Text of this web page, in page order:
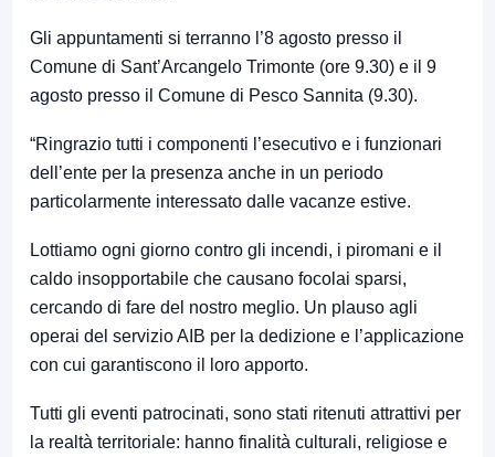
Gli appuntamenti si terranno l’8 agosto presso il
Comune di Sant’Arcangelo Trimonte (ore 9.30) e il 9
agosto presso il Comune di Pesco Sannita (9.30).
“Ringrazio tutti i componenti l’esecutivo e i funzionari
dell’ente per la presenza anche in un periodo
particolarmente interessato dalle vacanze estive.
Lottiamo ogni giorno contro gli incendi, i piromani e il
caldo insopportabile che causano focolai sparsi,
cercando di fare del nostro meglio. Un plauso agli
operai del servizio AIB per la dedizione e l’applicazione
con cui garantiscono il loro apporto.
Tutti gli eventi patrocinati, sono stati ritenuti attrattivi per
la realtà territoriale: hanno finalità culturali, religiose e